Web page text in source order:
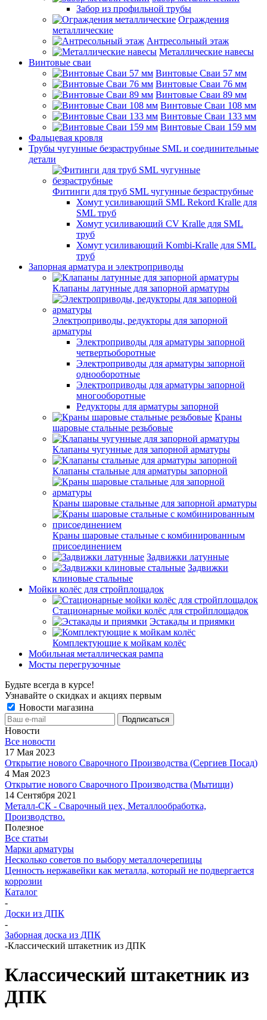
Забор из профильной трубы
Ограждения
металлические
Антресольный этаж
Металлические навесы
Винтовые сваи
Винтовые Сваи 57 мм
Винтовые Сваи 76 мм
Винтовые Сваи 89 мм
Винтовые Сваи 108 мм
Винтовые Сваи 133 мм
Винтовые Сваи 159 мм
Фальцевая кровля
Трубы чугунные безраструбные SML и соединительные
детали
Фитинги для труб SML чугунные безраструбные
Хомут усиливающий SML Rekord Kralle для
SML труб
Хомут усиливающий CV Kralle для SML
труб
Хомут усиливающий Kombi-Kralle для SML
труб
Запорная арматура и электроприводы
Клапаны латунные для запорной арматуры
Электроприводы, редукторы для запорной
арматуры
Электроприводы для арматуры запорной
четвертьоборотные
Электроприводы для арматуры запорной
однооборотные
Электроприводы для арматуры запорной
многооборотные
Редукторы для арматуры запорной
Краны
шаровые стальные резьбовые
Клапаны чугунные для запорной арматуры
Клапаны стальные для арматуры запорной
Краны шаровые стальные для запорной арматуры
Краны шаровые стальные с комбинированным
присоединением
Задвижки латунные
Задвижки
клиновые стальные
Мойки колёс для стройплощадок
Стационарные мойки колёс для стройплощадок
Эстакады и приямки
Комплектующие к мойкам колёс
Мобильная металлическая рампа
Мосты перегрузочные
Будьте всегда в курсе!
Узнавайте о скидках и акциях первым
Новости магазина
Новости
Все новости
17 Мая 2023
Открытие нового Сварочного Производства (Сергиев Посад)
4 Мая 2023
Открытие нового Сварочного Производства (Мытищи)
14 Сентября 2021
Металл-СК - Сварочный цех, Металлообработка,
Производство.
Полезное
Все статьи
Марки арматуры
Несколько советов по выбору металлочерепицы
Ценность нержавейки как металла, который не подвергается
коррозии
Каталог
-
Доски из ДПК
-
Заборная доска из ДПК
-Классический штакетник из ДПК
Классический штакетник из
ДПК